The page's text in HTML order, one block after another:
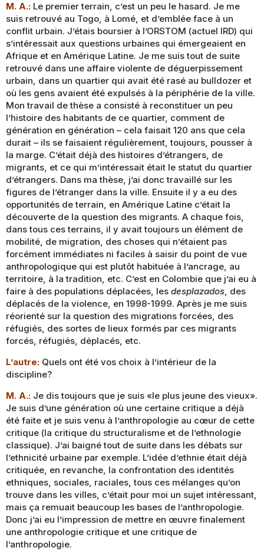
M. A.: Le premier terrain, c’est un peu le hasard. Je me
suis retrouvé au Togo, à Lomé, et d’emblée face à un
conflit urbain. J’étais boursier à l’ORSTOM (actuel IRD) qui
s’intéressait aux questions urbaines qui émergeaient en
Afrique et en Amérique Latine. Je me suis tout de suite
retrouvé dans une affaire violente de déguerpissement
urbain, dans un quartier qui avait été rasé au bulldozer et
où les gens avaient été expulsés à la périphérie de la ville.
Mon travail de thèse a consisté à reconstituer un peu
l’histoire des habitants de ce quartier, comment de
génération en génération – cela faisait 120 ans que cela
durait – ils se faisaient régulièrement, toujours, pousser à
la marge. C’était déjà des histoires d’étrangers, de
migrants, et ce qui m’intéressait était le statut du quartier
d’étrangers. Dans ma thèse, j’ai donc travaillé sur les
figures de l’étranger dans la ville. Ensuite il y a eu des
opportunités de terrain, en Amérique Latine c’était la
découverte de la question des migrants. A chaque fois,
dans tous ces terrains, il y avait toujours un élément de
mobilité, de migration, des choses qui n’étaient pas
forcément immédiates ni faciles à saisir du point de vue
anthropologique qui est plutôt habituée à l’ancrage, au
territoire, à la tradition, etc. C’est en Colombie que j’ai eu à
faire à des populations déplacées, les desplazados, des
déplacés de la violence, en 1998-1999. Après je me suis
réorienté sur la question des migrations forcées, des
réfugiés, des sortes de lieux formés par ces migrants
forcés, réfugiés, déplacés, etc.
L’autre: Quels ont été vos choix à l’intérieur de la
discipline?
M. A.: Je dis toujours que je suis «le plus jeune des vieux».
Je suis d’une génération où une certaine critique a déjà
été faite et je suis venu à l’anthropologie au cœur de cette
critique (la critique du structuralisme et de l’ethnologie
classique). J’ai baigné tout de suite dans les débats sur
l’ethnicité urbaine par exemple. L’idée d’ethnie était déjà
critiquée, en revanche, la confrontation des identités
ethniques, sociales, raciales, tous ces mélanges qu’on
trouve dans les villes, c’était pour moi un sujet intéressant,
mais ça remuait beaucoup les bases de l’anthropologie.
Donc j’ai eu l’impression de mettre en œuvre finalement
une anthropologie critique et une critique de
l’anthropologie.